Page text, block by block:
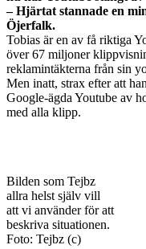
– Hjärtat stannade en
Öjerfalk.
Tobias är en av få riktiga
över 67 miljoner
reklamintäkterna från sin
Men inatt, strax efter att
Google-ägda Youtube av
med alla klipp.
Bilden som Tejbz
allra helst själv vill
att vi använder för att
beskriva situationen.
Foto: Tejbz (c)